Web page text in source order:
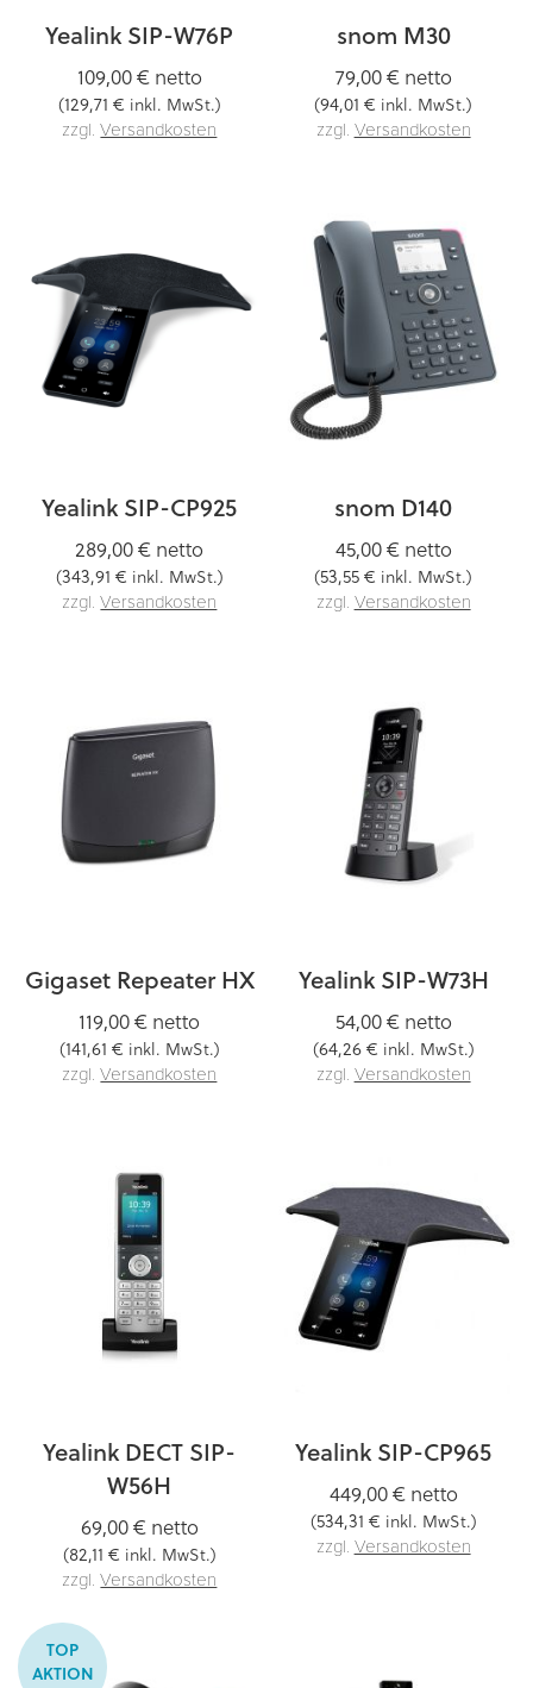
Yealink SIP-W76P
109,00 €netto
(129,71 € inkl. MwSt.)
zzgl.Versandkosten
snom M30
79,00 €netto
(94,01 € inkl. MwSt.)
zzgl. Versandkosten
Yealink SIP-CP925
289,00 € netto
(343,91 € inkl. MwSt.)
zzgl.Versandkosten
snom D140
45,00 €netto
(53,55 € inkl. MwSt.)
zzgl. Versandkosten
Gigaset Repeater HX
119,00 € netto
(141,61 € inkl. MwSt.)
zzgl.Versandkosten
Yealink SIP-W73H
54,00 €netto
(64,26 € inkl. MwSt.)
zzgl. Versandkosten
Yealink DECT SIP-
W56H
69,00 €netto
(82,11 € inkl. MwSt.)
zzgl.Versandkosten
Yealink SIP-CP965
449,00 €netto
(534,31 € inkl. MwSt.)
zzgl. Versandkosten
TOP
AKTION